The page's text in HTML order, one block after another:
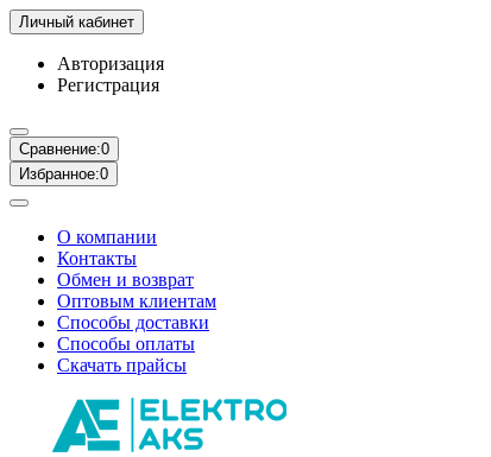
Личный кабинет
Авторизация
Регистрация
Сравнение:0
Избранное:0
О компании
Контакты
Обмен и возврат
Оптовым клиентам
Способы доставки
Способы оплаты
Скачать прайсы